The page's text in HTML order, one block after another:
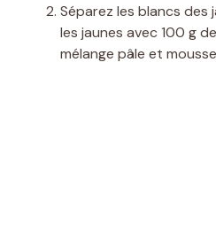
Séparez les blancs des
les jaunes avec 100 g
mélange pâle et